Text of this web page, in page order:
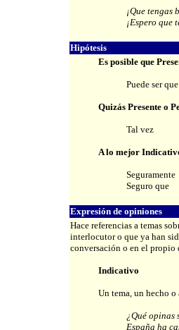
¡Que tengas
¡Espero que
Hipótesis
Es posible que
Puede ser que
Quizás Presente o
Tal vez
A lo mejor
Seguramente
Seguro que
Expresión de opiniones
Hace referencias a temas
interlocutor o que ya han
conversación o en el propio
Indicativo
Un tema, un hecho
¿Qué opinas
España ha